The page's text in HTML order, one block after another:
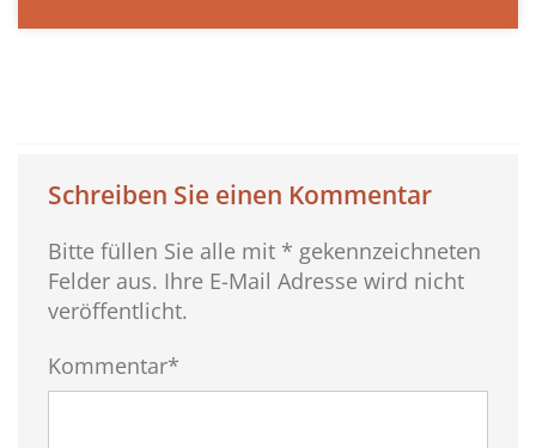
Schreiben Sie einen Kommentar
Bitte füllen Sie alle mit * gekennzeichneten
Felder aus. Ihre E-Mail Adresse wird nicht
veröffentlicht.
Kommentar*